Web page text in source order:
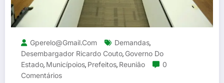
Gperelo@gmail.com Demandas,
Desembargador Ricardo Couto, Governo Do
Estado, Municípoios, Prefeitos, Reunião
0
Comentários